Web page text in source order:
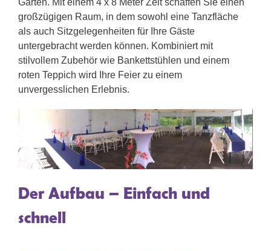
Garten. Mit einem 4 x 8 Meter Zelt schaffen Sie einen
großzügigen Raum, in dem sowohl eine Tanzfläche
als auch Sitzgelegenheiten für Ihre Gäste
untergebracht werden können. Kombiniert mit
stilvollem Zubehör wie Bankettstühlen und einem
roten Teppich wird Ihre Feier zu einem
unvergesslichen Erlebnis.
Der Aufbau – Einfach und
schnell